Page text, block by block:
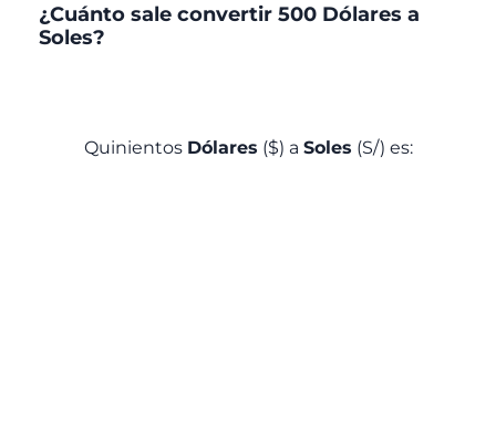
¿Cuánto sale convertir 500 Dólares a
Soles?
Quinientos Dólares ($) a Soles (S/) es: